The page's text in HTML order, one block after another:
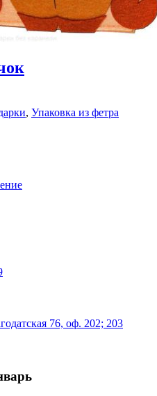
, Упаковка из фетра
76, оф. 202; 203